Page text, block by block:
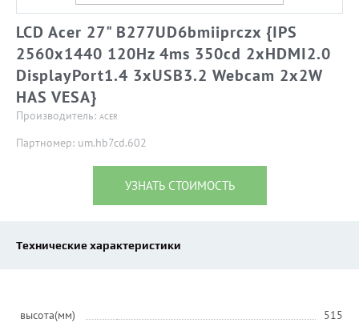
LCD Acer 27" B277UD6bmiiprczx {IPS
2560x1440 120Hz 4ms 350cd 2xHDMI2.0
DisplayPort1.4 3xUSB3.2 Webcam 2x2W
HAS VESA}
Производитель: ACER
Партномер: um.hb7cd.602
УЗНАТЬ СТОИМОСТЬ
Технические характеристики
высота(мм)
515